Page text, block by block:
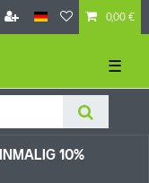
0,00 €
☰
NMALIG 10%